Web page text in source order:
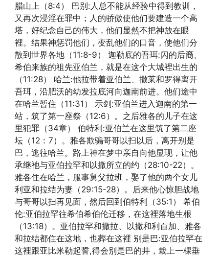
腊山上（8:4） 巴别:人总不能从经验中得到教训，
又再次浸淫在罪中；人的骄傲使他们要建造一个高
塔，好纪念自己的伟大，他们显然不把神放在眼
裡。结果神惩罚他们，变乱他们的口音，使他们分
散到世界各地（11:8-9） 迦勒底的吾珥:闪的后裔、
希伯来族的祖先亚伯兰，就是在这个大城裡出生的
（11:28） 哈兰:他拉带着亚伯兰、撒莱和罗得离开
吾珥，沿肥沃的幼发拉底河向迦南前进。他们途中
在哈兰暂住（11:31） 示剑:亚伯兰进入迦南的第一
站，筑了第一座祭（12:6）。之后雅各的儿子在这
里犯罪（34章） 伯特利:亚伯兰在这里筑了第二座
坛（12：7）。雅各欺骗哥哥以扫以后，离开别是
巴，逃往哈兰。路上神在梦中亲自向他显现，让他
承继祂与亚伯拉罕和以撒所立的约（28:10-22）。
雅各住在哈兰，服事舅父拉班，娶了他的两个女儿
利亚和拉结为妻（29:15-28）。后来他心惊胆战地
与哥哥以扫再见面，然后回到伯特利（35:1） 希伯
伦:亚伯拉罕往希伯希伯伦迁移，在这裡落地生根
（13:18）。亚伯拉罕和撒拉、以撒和利百加、雅各
和拉结都住在这地，也葬在这裡 别是巴:亚伯拉罕在
这裡跟亚比米勒起誓,得会别是巴的井，栽上一棵垂